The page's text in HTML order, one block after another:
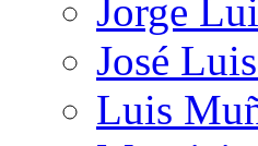
Jorge
José
Luis